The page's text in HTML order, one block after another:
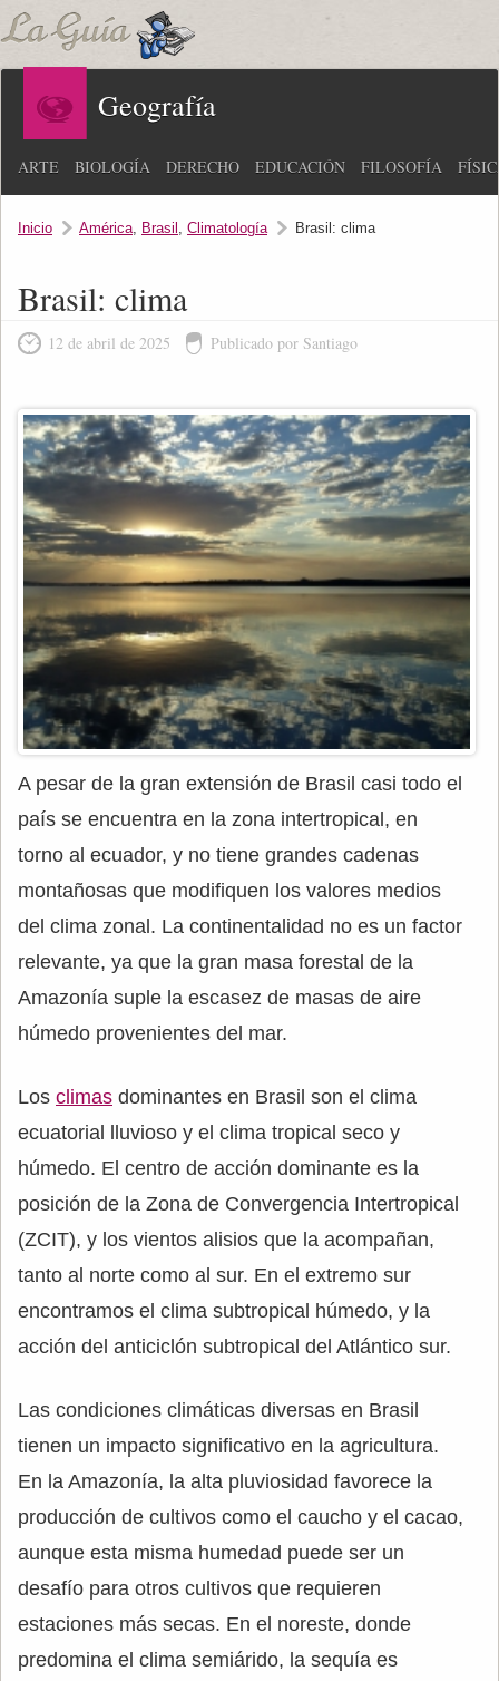
Geografía
ARTE BIOLOGÍA DERECHO EDUCACIÓN FILOSOFÍA
Inicio América, Brasil , Climatología Brasil: clima
Brasil: clima
12 de abril de 2025 Publicado por Santiago
A pesar de la gran extensión de Brasil casi todo el
país se encuentra en la zona intertropical, en
torno al ecuador, y no tiene grandes cadenas
montañosas que modifiquen los valores medios
del clima zonal. La continentalidad no es un factor
relevante, ya que la gran masa forestal de la
Amazonía suple la escasez de masas de aire
húmedo provenientes del mar.
Los climas dominantes en Brasil son el clima
ecuatorial lluvioso y el clima tropical seco y
húmedo. El centro de acción dominante es la
posición de la Zona de Convergencia Intertropical
(ZCIT), y los vientos alisios que la acompañan,
tanto al norte como al sur. En el extremo sur
encontramos el clima subtropical húmedo, y la
acción del anticiclón subtropical del Atlántico sur.
Las condiciones climáticas diversas en Brasil
tienen un impacto significativo en la agricultura.
En la Amazonía, la alta pluviosidad favorece la
producción de cultivos como el caucho y el cacao,
aunque esta misma humedad puede ser un
desafío para otros cultivos que requieren
estaciones más secas. En el noreste, donde
predomina el clima semiárido, la sequía es